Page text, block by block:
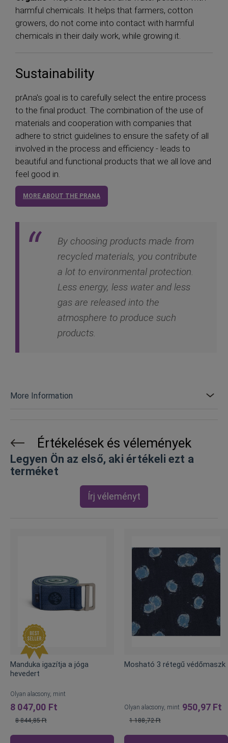
harmful chemicals. It helps that farmers, cotton
growers, do not come into contact with harmful
chemicals in their daily work, while growing it.
Sustainability
prAna's goal is to carefully select the entire process
to the final product. The combination of the use of
materials and cooperation with companies that
adhere to strict guidelines to ensure the safety of all
involved in the process and efficiency - leads to
beautiful and functional products that we all love and
feel good in.
MORE ABOUT THE PRANA
By choosing products made from
recycled materials, you contribute
a lot to environmental protection.
Less energy, less water and less
gas are released into the
atmosphere to produce such
products.
More Information
Értékelések és vélemények
Legyen Ön az első, aki értékeli ezt a
terméket
Írj véleményt
Manduka igazítja a jóga
hevedert
Olyan alacsony, mint
8 047,00 Ft
8 844,85 Ft
Mosható 3 rétegű védőmaszk
Olyan alacsony, mint 950,97 Ft
1 188,72 Ft